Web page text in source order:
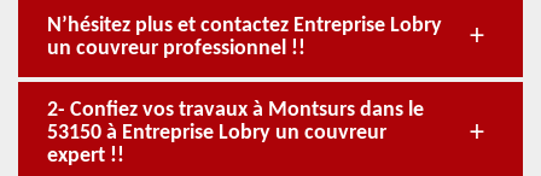
N’hésitez plus et contactez Entreprise Lobry
un couvreur professionnel !!
2- Confiez vos travaux à Montsurs dans le
53150 à Entreprise Lobry un couvreur
expert !!